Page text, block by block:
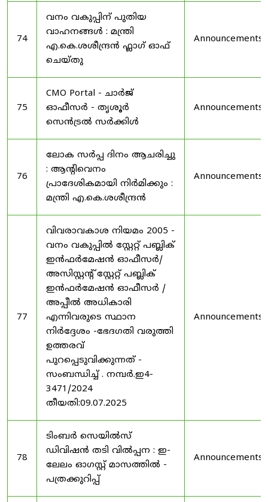
74
വനം വകുപ്പിന് പുതിയ
വാഹനങ്ങൾ : മന്ത്രി
എ.കെ.ശശീന്ദ്രൻ ഫ്ലാഗ് ഓഫ്
ചെയ്തു
Announcements
75
CMO Portal - ചാർജ്
ഓഫീസർ - തൃശൂർ
സെൻട്രൽ സർക്കിൾ
Announcements
76
ലോക സർപ്പ ദിനം ആചരിച്ചു
: ആന്റിവെനം
പ്രാദേശികമായി നിർമിക്കും :
മന്ത്രി എ.കെ.ശശീന്ദ്രൻ
Announcements
77
വിവരാവകാശ നിയമം 2005 -
വനം വകുപ്പിൽ സ്റ്റേറ്റ് പബ്ലിക്
ഇൻഫർമേഷൻ ഓഫീസർ/
അസിസ്റ്റന്റ് സ്റ്റേറ്റ് പബ്ലിക്
ഇൻഫർമേഷൻ ഓഫീസർ /
അപ്പീൽ അധികാരി
എന്നിവരുടെ സ്ഥാന
നിർദ്ദേശം -ഭേദഗതി വരുത്തി
ഉത്തരവ്
പുറപ്പെടുവിക്കുന്നത് -
സംബന്ധിച്ച് . നമ്പർ.ഇ4-
3471/2024
തീയതി:09.07.2025
Announcements
78
ടിംബർ സെയിൽസ്
ഡിവിഷൻ തടി വിൽപ്പന : ഇ-
ലേലം ഓഗസ്റ്റ് മാസത്തിൽ -
പത്രക്കുറിപ്പ്
Announcements